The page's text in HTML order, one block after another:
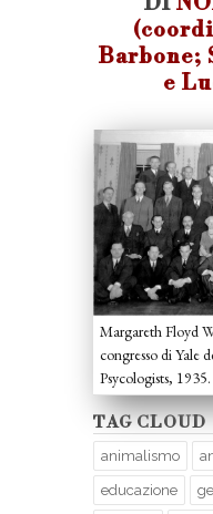
Barbone;
e
Margareth Floyd
congresso di Yale
Psycologists, 1935.
TAG CLOUD
animalismo
educazione